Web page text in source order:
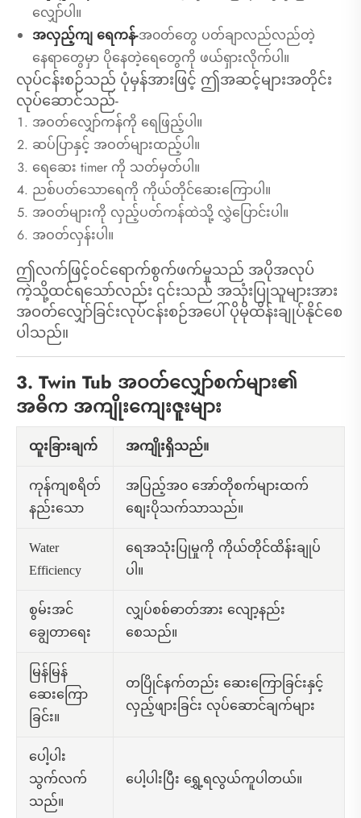
လျှော်ပါ။
အလှည့်ကျ ရေကန်-အ၀တ်တွေ ပတ်ချာလည်လည်တဲ့
နေရာတွေမှာ ပိုနေတဲ့ရေတွေကို ဖယ်ရှားလိုက်ပါ။
လုပ်ငန်းစဉ်သည် ပုံမှန်အားဖြင့် ဤအဆင့်များအတိုင်း
လုပ်ဆောင်သည်-
အဝတ်လျှော်ကန်ကို ရေဖြည့်ပါ။
ဆပ်ပြာနှင့် အဝတ်များထည့်ပါ။
ရေဆေး timer ကို သတ်မှတ်ပါ။
ညစ်ပတ်သောရေကို ကိုယ်တိုင်ဆေးကြောပါ။
အဝတ်များကို လှည့်ပတ်ကန်ထဲသို့ လွှဲပြောင်းပါ။
အဝတ်လှန်းပါ။
ဤလက်ဖြင့်ဝင်ရောက်စွက်ဖက်မှုသည် အပိုအလုပ်
ကဲ့သို့ထင်ရသော်လည်း ၎င်းသည် အသုံးပြုသူများအား
အဝတ်လျှော်ခြင်းလုပ်ငန်းစဉ်အပေါ် ပိုမိုထိန်းချုပ်နိုင်စေ
ပါသည်။
3. Twin Tub အဝတ်လျှော်စက်များ၏
အဓိက အကျိုးကျေးဇူးများ
ထူးခြားချက် အကျိုးရှိသည်။
ကုန်ကျစရိတ်
နည်းသော
အပြည့်အ၀ အော်တိုစက်များထက်
စျေးပိုသက်သာသည်။
Water
Efficiency
ရေအသုံးပြုမှုကို ကိုယ်တိုင်ထိန်းချုပ်
ပါ။
စွမ်းအင်
ချွေတာရေး
လျှပ်စစ်ဓာတ်အား လျော့နည်း
စေသည်။
မြန်မြန်
ဆေးကြော
ခြင်း။
တပြိုင်နက်တည်း ဆေးကြောခြင်းနှင့်
လှည့်ဖျားခြင်း လုပ်ဆောင်ချက်များ
ပေါ့ပါး
သွက်လက်
သည်။
ပေါ့ပါးပြီး ရွှေ့ရလွယ်ကူပါတယ်။